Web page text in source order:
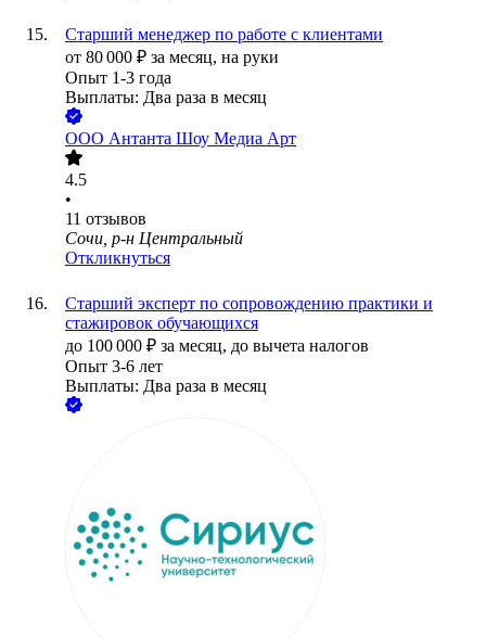
Старший менеджер по работе с клиентами
от 80 000 ₽ за месяц, на руки
Опыт 1-3 года
Выплаты: Два раза в месяц
ООО Антанта Шоу Медиа Арт
4.5
•
11 отзывов
Сочи, р-н Центральный
Откликнуться
Старший эксперт по сопровождению практики и
стажировок обучающихся
до 100 000 ₽ за месяц, до вычета налогов
Опыт 3-6 лет
Выплаты: Два раза в месяц